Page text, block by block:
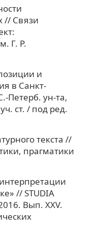
// Связи
Г. Р.
и
в Санкт-
Петерб. ун-та,
ст. / под ред.
текста //
прагматики
// STUDIA
Вып. XXV.